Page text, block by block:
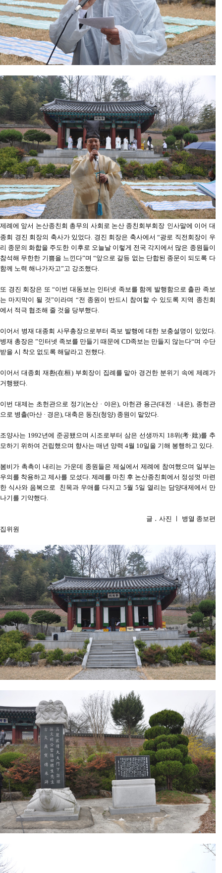
제례에 앞서 논산종친회 총무의 사회로 논산 종친회부회장 인사말에 이어 대
종회 경진 회장의 축사가 있었다. 경진 회장은 축사에서 “광로 직전회장이 우
리 종문의 화합을 주도한 이후로 오늘날 이렇게 전국 각지에서 많은 종원들이
참석해 무한한 기쁨을 느낀다”며 “앞으로 갈등 없는 단합된 종문이 되도록 다
함께 노력 해나가자고”고 강조했다.
또 경진 회장은 또 “이번 대동보는 인터넷 족보를 함께 발행함으로 출판 족보
는 마지막이 될 것”이라며 “전 종원이 반드시 참여할 수 있도록 지역 종친회
에서 적극 협조해 줄 것을 당부했다.
이어서 병재 대종회 사무총장으로부터 족보 발행에 대한 보충설명이 있었다.
병재 총장은 ”인터넷 족보를 만들기 때문에 CD족보는 만들지 않는다“며 수단
받을 시 착오 없도록 해달라고 전했다.
이어서 대종회 재환(在桓) 부회장이 집례를 맡아 경건한 분위기 속에 제례가
거행됐다.
이번 대제는 초헌관으로 정기(논산 · 야은), 아헌관 용근(대전 · 내은), 종헌관
으로 병출(마산 · 경은), 대축은 동진(청양) 종원이 맡았다.
조양사는 1992년에 준공됐으며 시조로부터 삼은 선생까지 18위(考·妣)를 추
모하기 위하여 건립했으며 향사는 매년 양력 4월 10일을 기해 봉행하고 있다.
봄비가 촉촉이 내리는 가운데 종원들은 제실에서 제례에 참여했으며 일부는
우의를 착용하고 제사를 모셨다. 제례를 마친 후 논산종친회에서 정성껏 마련
한 식사와 음복으로 친목과 우애를 다지고 5월 5일 열리는 담양대제에서 만
나기를 기약했다.
글 ․ 사진 ㅣ 병열 종보편
집위원